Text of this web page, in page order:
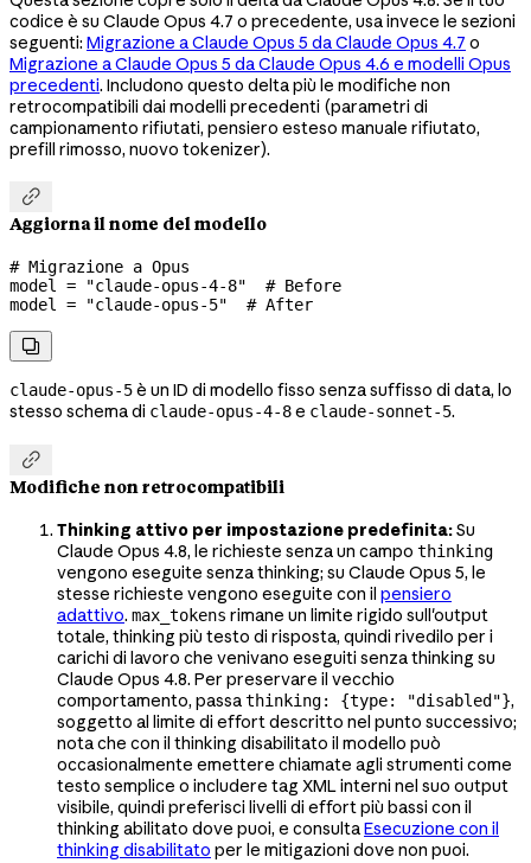
codice è su Claude Opus 4.7 o precedente, usa invece le sezioni
seguenti: Migrazione a Claude Opus 5 da Claude Opus 4.7 o
Migrazione a Claude Opus 5 da Claude Opus 4.6 e modelli Opus
precedenti. Includono questo delta più le modifiche non
retrocompatibili dai modelli precedenti (parametri di
campionamento rifiutati, pensiero esteso manuale rifiutato,
prefill rimosso, nuovo tokenizer).

Aggiorna il nome del modello
# Migrazione a Opus
model = "claude-opus-4-8"
  # Before
model = "claude-opus-5"
  # After

claude-opus-5è un ID di modello fisso senza suffisso di data, lo
stesso schema di claude-opus-4-8e claude-sonnet-5.

Modifiche non retrocompatibili
Thinking attivo per impostazione predefinita:Su
Claude Opus 4.8, le richieste senza un campo thinking
vengono eseguite senza thinking; su Claude Opus 5, le
stesse richieste vengono eseguite con il pensiero
adattivo. max_tokens rimane un limite rigido sull'output
totale, thinking più testo di risposta, quindi rivedilo per i
carichi di lavoro che venivano eseguiti senza thinking su
Claude Opus 4.8. Per preservare il vecchio
comportamento, passathinking: {type: "disabled"},
soggetto al limite di effort descritto nel punto successivo;
nota che con il thinking disabilitato il modello può
occasionalmente emettere chiamate agli strumenti come
testo semplice o includere tag XML interni nel suo output
visibile, quindi preferisci livelli di effort più bassi con il
thinking abilitato dove puoi, e consultaEsecuzione con il
thinking disabilitato per le mitigazioni dove non puoi.